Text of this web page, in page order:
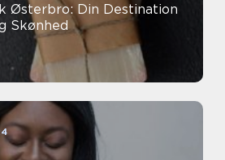
Østerbro: Din Destination
Skønhed